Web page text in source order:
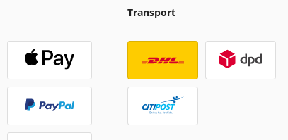
Transport